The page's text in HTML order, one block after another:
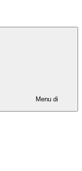
Menu di